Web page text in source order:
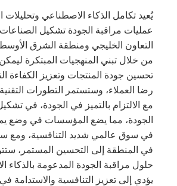
يُعيد تكامل الذكاء الاصطناعي وتحليلات
عمليات مراقبة الجودة تشكيل
التعاون الخليجي ومنطقة الشرق
من خلال تبني المنهجيات المبتكرة
تحسين جودة المنتجات وتعزيز الكفاءة
رضا العملاء، وستستمر التطورات
مع الالتزام بالتميز في الجودة، في
الجودة، مما يضع المؤسسات في وضع
في سوق عالمي شديد التنافسية،
في المنطقة إلى التحسين المستمر،
حلول مراقبة الجودة المدعومة بالذكاء
يؤدي إلى تعزيز التنافسية والاستدامة